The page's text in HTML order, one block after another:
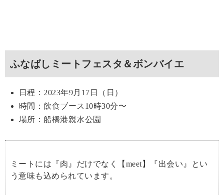
ふなばしミートフェスタ＆ボンバイエ
日程：2023年9月17日（日）
時間：飲食ブース10時30分〜
場所：船橋港親水公園
ミートには『肉』だけでなく【meet】『出会い』とい
う意味も込められています。